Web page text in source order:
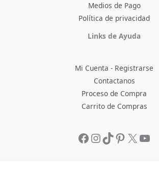
Medios de Pago
Política de privacidad
Links de Ayuda
Mi Cuenta - Registrarse
Contactanos
Proceso de Compra
Carrito de Compras
Facebook
Instagram
TikTokPinterest